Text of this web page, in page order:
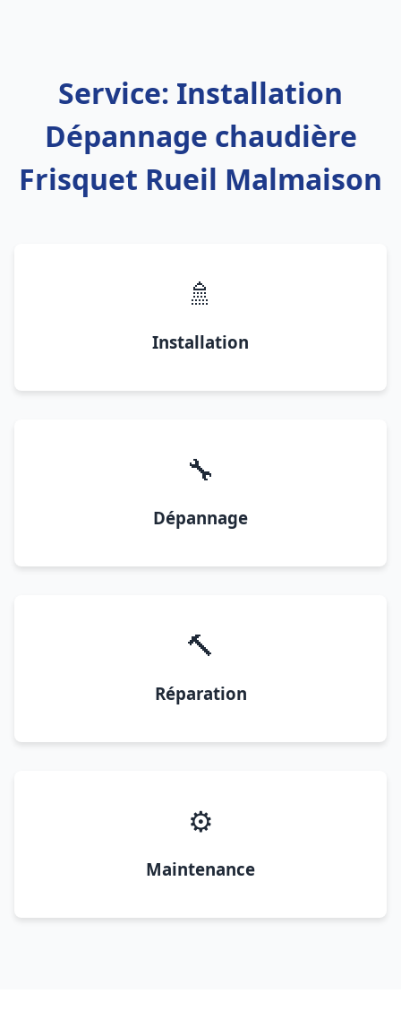
Service: Installation
Dépannage chaudière
Frisquet Rueil Malmaison
🚿
Installation
🔧
Dépannage
🔨
Réparation
⚙️
Maintenance